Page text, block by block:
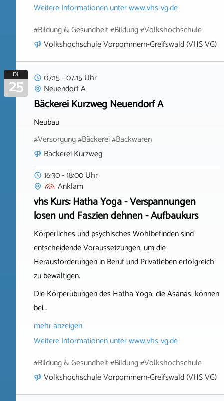
Weitere Informationen unterwww.vhs-vg.de
#Bildung & Gesundheit #Bildung #Volkshochschule
Volkshochschule Vorpommern-Greifswald (VHS VG)
Di.
25
07:15 - 07:15 Uhr
Neuendorf A
Bäckerei Kurzweg Neuendorf A
Neubau
#Versorgung #Bäckerei #Backwaren
Bäckerei Kurzweg
16:30 - 18:00 Uhr
Anklam
vhs Kurs: Hatha Yoga - Verspannungen
lösen und Faszien dehnen - Aufbaukurs
Körperliches und psychisches Wohlbefinden sind
entscheidende Voraussetzungen, um die
Herausforderungen in Beruf und Privatleben erfolgreich
zu bewältigen.
Die Körperübungen des Hatha Yoga, die Asanas, können
bei…
mehr anzeigen
Weitere Informationen unterwww.vhs-vg.de
#Bildung & Gesundheit #Bildung #Volkshochschule
Volkshochschule Vorpommern-Greifswald (VHS VG)